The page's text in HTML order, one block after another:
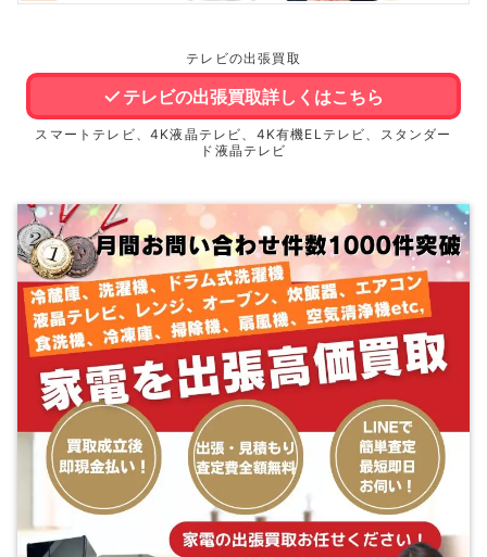
テレビの出張買取
テレビの出張買取詳しくはこちら
スマートテレビ、4K液晶テレビ、4K有機ELテレビ、スタンダー
ド液晶テレビ